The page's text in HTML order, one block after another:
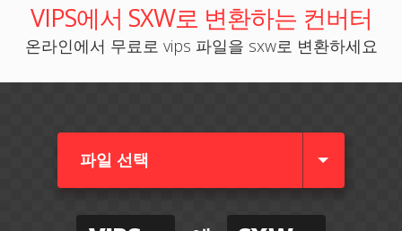
VIPS에서 SXW로 변환하는 컨버터
온라인에서 무료로 vips 파일을 sxw로 변환하세요
파일 선택